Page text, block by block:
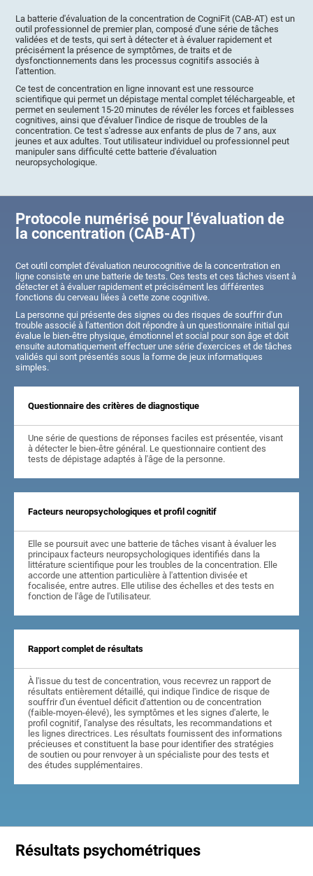
La batterie d'évaluation de la concentration de CogniFit (CAB-AT) est un
outil professionnel de premier plan, composé d'une série de tâches
validées et de tests, qui sert à détecter et à évaluer rapidement et
précisément la présence de symptômes, de traits et de
dysfonctionnements dans les processus cognitifs associés à
l'attention.
Ce test de concentration en ligne innovant est une ressource
scientifique qui permet un dépistage mental complet téléchargeable, et
permet en seulement 15-20 minutes de révéler les forces et faiblesses
cognitives, ainsi que d'évaluer l'indice de risque de troubles de la
concentration. Ce test s'adresse aux enfants de plus de 7 ans, aux
jeunes et aux adultes. Tout utilisateur individuel ou professionnel peut
manipuler sans difficulté cette batterie d'évaluation
neuropsychologique.
Protocole numérisé pour l'évaluation de
la concentration (CAB-AT)
Cet outil complet d'évaluation neurocognitive de la concentration en
ligne consiste en une batterie de tests. Ces tests et ces tâches visent à
détecter et à évaluer rapidement et précisément les différentes
fonctions du cerveau liées à cette zone cognitive.
La personne qui présente des signes ou des risques de souffrir d'un
trouble associé à l'attention doit répondre à un questionnaire initial qui
évalue le bien-être physique, émotionnel et social pour son âge et doit
ensuite automatiquement effectuer une série d'exercices et de tâches
validés qui sont présentés sous la forme de jeux informatiques
simples.
Questionnaire des critères de diagnostique
Une série de questions de réponses faciles est présentée, visant
à détecter le bien-être général. Le questionnaire contient des
tests de dépistage adaptés à l'âge de la personne.
Facteurs neuropsychologiques et profil cognitif
Elle se poursuit avec une batterie de tâches visant à évaluer les
principaux facteurs neuropsychologiques identifiés dans la
littérature scientifique pour les troubles de la concentration. Elle
accorde une attention particulière à l'attention divisée et
focalisée, entre autres. Elle utilise des échelles et des tests en
fonction de l'âge de l'utilisateur.
Rapport complet de résultats
À l'issue du test de concentration, vous recevrez un rapport de
résultats entièrement détaillé, qui indique l'indice de risque de
souffrir d'un éventuel déficit d'attention ou de concentration
(faible-moyen-élevé), les symptômes et les signes d'alerte, le
profil cognitif, l'analyse des résultats, les recommandations et
les lignes directrices. Les résultats fournissent des informations
précieuses et constituent la base pour identifier des stratégies
de soutien ou pour renvoyer à un spécialiste pour des tests et
des études supplémentaires.
Résultats psychométriques